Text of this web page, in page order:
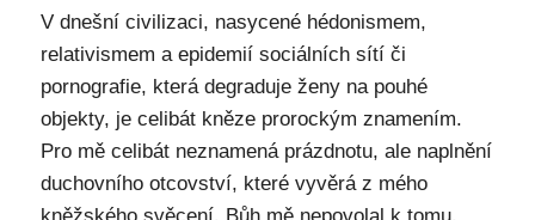
V dnešní civilizaci, nasycené hédonismem,
relativismem a epidemií sociálních sítí či
pornografie, která degraduje ženy na pouhé
objekty, je celibát kněze prorockým znamením.
Pro mě celibát neznamená prázdnotu, ale naplnění
duchovního otcovství, které vyvěrá z mého